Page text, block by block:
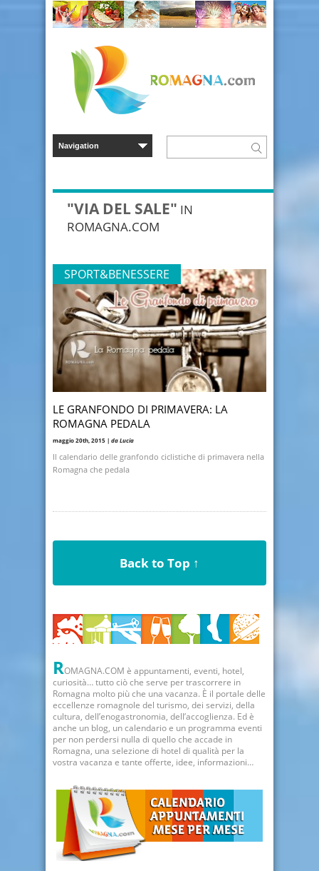
"VIA DEL SALE" IN
ROMAGNA.COM
SPORT&BENESSERE
LE GRANFONDO DI PRIMAVERA: LA
ROMAGNA PEDALA
maggio 20th, 2015 | da Lucia
Il calendario delle granfondo ciclistiche di primavera nella
Romagna che pedala
Back to Top ↑
ROMAGNA.COM è appuntamenti, eventi, hotel,
curiosità… tutto ciò che serve per trascorrere in
Romagna molto più che una vacanza. È il portale delle
eccellenze romagnole del turismo, dei servizi, della
cultura, dell’enogastronomia, dell’accoglienza. Ed è
anche un blog, un calendario e un programma eventi
per non perdersi nulla di quello che accade in
Romagna, una selezione di hotel di qualità per la
vostra vacanza e tante offerte, idee, informazioni…